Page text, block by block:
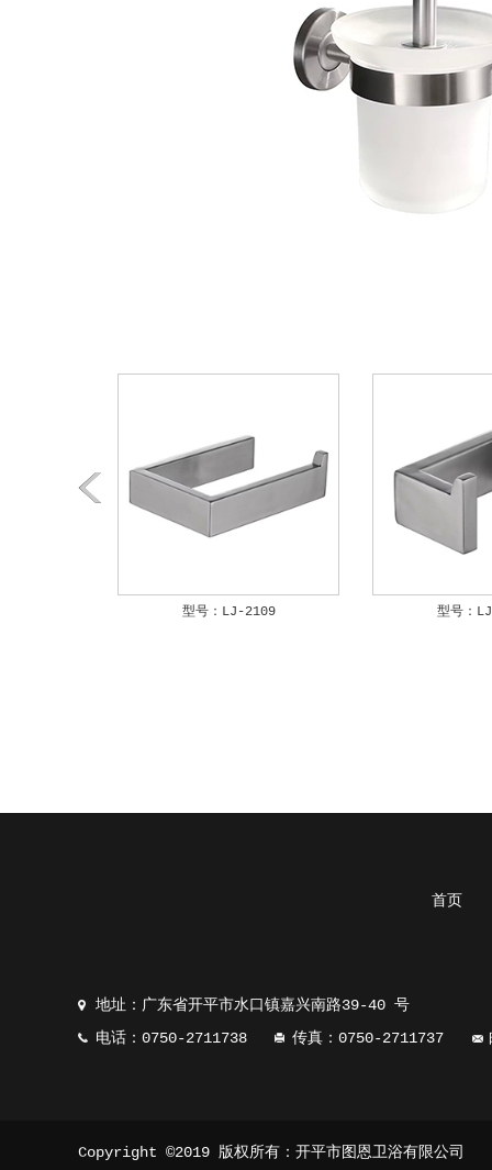
首页
地址：广东省开平市水口镇嘉兴南路39-40 号
电话：0750-2711738
传真：0750-2711737
Copyright ©2019 版权所有：开平市图恩卫浴有限公司